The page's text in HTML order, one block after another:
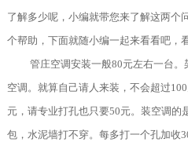
了解多少呢，小编就带您来了解这两个
个帮助，下面就随小编一起来看看吧，
管庄空调安装一般80元左右一台。
空调。就算自己请人来装，不会超过
元，请专业打孔也只要50元。装空调的
包，水泥墙打不穿。每多打一个孔加收